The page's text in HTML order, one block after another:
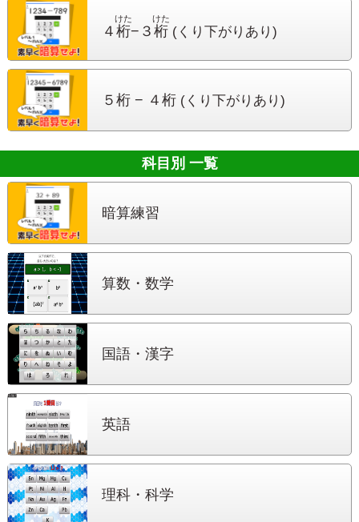
４ 桁
けた
−３ 桁
けた
(くり下がりあり)
５桁 − ４桁(くり下がりあり)
科目別 一覧
暗算練習
算数・数学
国語・漢字
英語
理科・科学